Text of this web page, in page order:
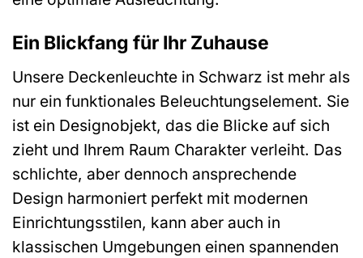
Ein Blickfang für Ihr Zuhause
Unsere Deckenleuchte in Schwarz ist mehr als
nur ein funktionales Beleuchtungselement. Sie
ist ein Designobjekt, das die Blicke auf sich
zieht und Ihrem Raum Charakter verleiht. Das
schlichte, aber dennoch ansprechende
Design harmoniert perfekt mit modernen
Einrichtungsstilen, kann aber auch in
klassischen Umgebungen einen spannenden